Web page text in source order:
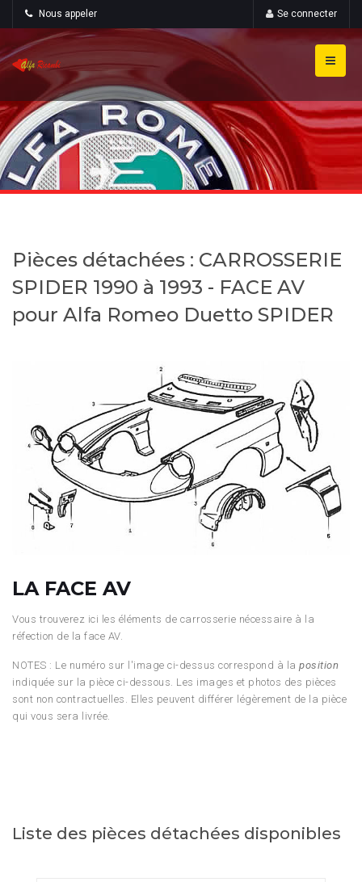
Nous appeler Se connecter
Pièces détachées : CARROSSERIE
SPIDER 1990 à 1993 - FACE AV
pour Alfa Romeo Duetto SPIDER
LA FACE AV
Vous trouverez ici les éléments de carrosserie nécessaire à la
réfection de la face AV.
NOTES : Le numéro sur l'image ci-dessus correspond à la position
indiquée sur la pièce ci-dessous. Les images et photos des pièces
sont non contractuelles. Elles peuvent différer légèrement de la pièce
qui vous sera livrée.
Liste des pièces détachées disponibles